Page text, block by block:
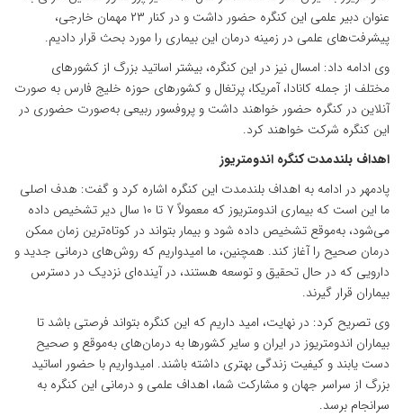
عنوان دبیر علمی این کنگره حضور داشت و در کنار ۲۳ مهمان خارجی،
پیشرفت‌های علمی در زمینه درمان این بیماری را مورد بحث قرار دادیم.
وی ادامه داد: امسال نیز در این کنگره، بیشتر اساتید بزرگ از کشورهای
مختلف از جمله کانادا، آمریکا، پرتغال و کشورهای حوزه خلیج فارس به صورت
آنلاین در کنگره حضور خواهند داشت و پروفسور ربیعی به‌صورت حضوری در
این کنگره شرکت خواهند کرد.
اهداف بلندمدت کنگره اندومتریوز
پادمهر در ادامه به اهداف بلندمدت این کنگره اشاره کرد و گفت: هدف اصلی
ما این است که بیماری اندومتریوز که معمولاً ۷ تا ۱۰ سال دیر تشخیص داده
می‌شود، به‌موقع تشخیص داده شود و بیمار بتواند در کوتاه‌ترین زمان ممکن
درمان صحیح را آغاز کند. همچنین، ما امیدواریم که روش‌های درمانی جدید و
دارویی که در حال تحقیق و توسعه هستند، در آینده‌ای نزدیک در دسترس
بیماران قرار گیرند.
وی تصریح کرد: در نهایت، امید داریم که این کنگره بتواند فرصتی باشد تا
بیماران اندومتریوز در ایران و سایر کشورها به درمان‌های به‌موقع و صحیح
دست یابند و کیفیت زندگی بهتری داشته باشند. امیدواریم با حضور اساتید
بزرگ از سراسر جهان و مشارکت شما، اهداف علمی و درمانی این کنگره به
سرانجام برسد.